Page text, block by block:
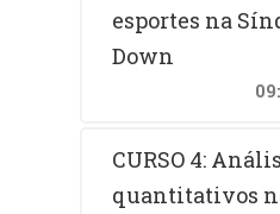
esportes na
Down
CURSO 4:
quantitativos